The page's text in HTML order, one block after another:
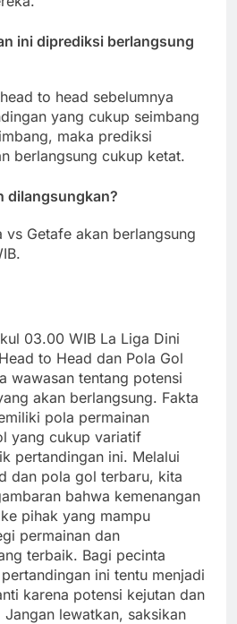
ini diprediksi berlangsung
to head sebelumnya
yang cukup seimbang
maka prediksi
berlangsung cukup ketat.
dilangsungkan?
vs Getafe akan berlangsung
03.00 WIB La Liga Dini
to Head dan Pola Gol
wawasan tentang potensi
akan berlangsung. Fakta
pola permainan
yang cukup variatif
pertandingan ini. Melalui
dan pola gol terbaru, kita
bahwa kemenangan
pihak yang mampu
permainan dan
terbaik. Bagi pecinta
ini tentu menjadi
karena potensi kejutan dan
lewatkan, saksikan